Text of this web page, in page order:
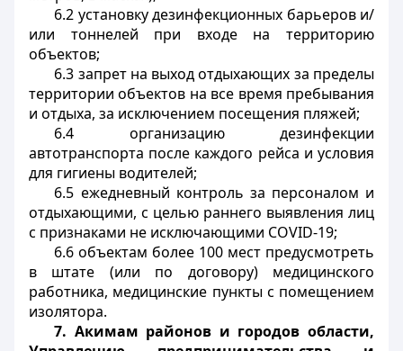
6.2 установку дезинфекционных барьеров и/
или тоннелей при входе на территорию
объектов;
6.3 запрет на выход отдыхающих за пределы
территории объектов на все время пребывания
и отдыха, за исключением посещения пляжей;
6.4 организацию дезинфекции
автотранспорта после каждого рейса и условия
для гигиены водителей;
6.5 ежедневный контроль за персоналом и
отдыхающими, с целью раннего выявления лиц
с признаками не исключающими COVID-19;
6.6 объектам более 100 мест предусмотреть
в штате (или по договору) медицинского
работника, медицинские пункты с помещением
изолятора.
7. Акимам районов и городов области,